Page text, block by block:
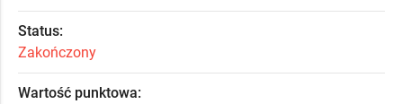
Status:
Zakończony
Wartość punktowa: